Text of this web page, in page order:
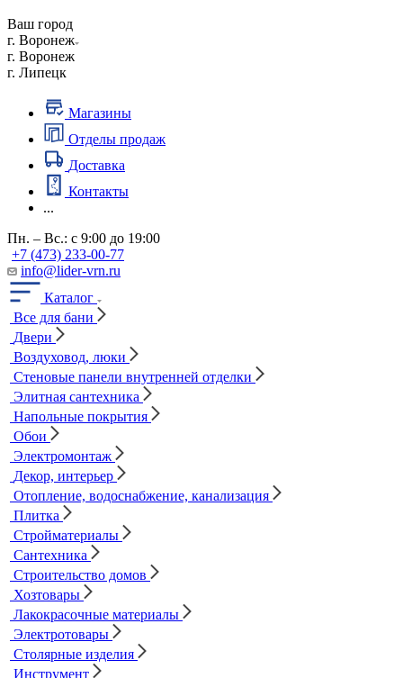
Ваш город
г. Воронеж
г. Воронеж
г. Липецк
Магазины
Отделы продаж
Доставка
Контакты
...
Пн. – Вс.: с 9:00 до 19:00
+7 (473) 233-00-77
info@lider-vrn.ru
Каталог
Все для бани
Двери
Воздуховод, люки
Стеновые панели внутренней отделки
Элитная сантехника
Напольные покрытия
Обои
Электромонтаж
Декор, интерьер
Отопление, водоснабжение, канализация
Плитка
Стройматериалы
Сантехника
Строительство домов
Хозтовары
Лакокрасочные материалы
Электротовары
Столярные изделия
Инструмент